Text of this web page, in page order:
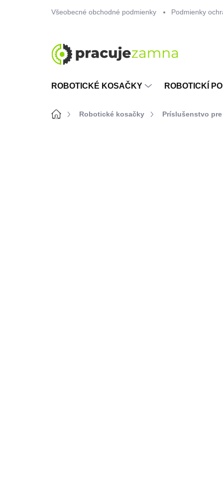
Všeobecné obchodné podmienky Podmienky
ROBOTICKÉ KOSAČKY ROBOTICKÍ
DomovRobotické kosačky Príslušenstvo